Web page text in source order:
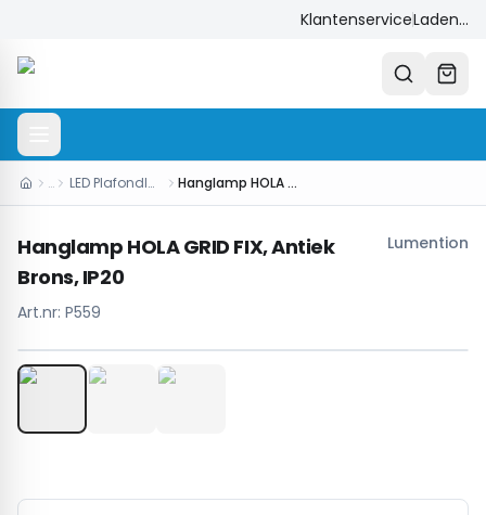
KlantenserviceLaden...
… LED Plafondlampen Hanglamp HOLA GRID FIX, Antiek Brons, IP20
Hanglamp HOLA GRID FIX, Antiek
Brons, IP20
Lumention
Art.nr: P559